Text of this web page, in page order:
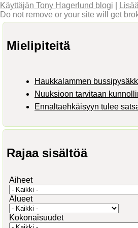
Käyttäjän Tony Hagerlund blogi
Do not remove or your site will get
Mielipiteitä
Haukkalammen
Nuuksioon tarvitaan
Ennaltaehkäisyyn tulee
Rajaa sisältöä
Aiheet
Alueet
Kokonaisuudet